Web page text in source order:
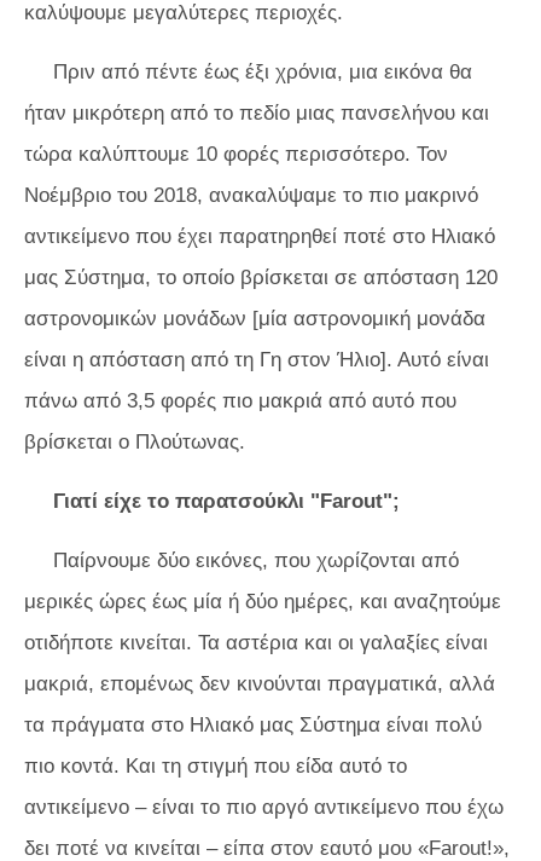
καλύψουμε μεγαλύτερες περιοχές.
Πριν από πέντε έως έξι χρόνια, μια εικόνα θα
ήταν μικρότερη από το πεδίο μιας πανσελήνου και
τώρα καλύπτουμε 10 φορές περισσότερο. Τον
Νοέμβριο του 2018, ανακαλύψαμε το πιο μακρινό
αντικείμενο που έχει παρατηρηθεί ποτέ στο Ηλιακό
μας Σύστημα, το οποίο βρίσκεται σε απόσταση 120
αστρονομικών μονάδων [μία αστρονομική μονάδα
είναι η απόσταση από τη Γη στον Ήλιο]. Αυτό είναι
πάνω από 3,5 φορές πιο μακριά από αυτό που
βρίσκεται ο Πλούτωνας.
Γιατί είχε το παρατσούκλι "Farout";
Παίρνουμε δύο εικόνες, που χωρίζονται από
μερικές ώρες έως μία ή δύο ημέρες, και αναζητούμε
οτιδήποτε κινείται. Τα αστέρια και οι γαλαξίες είναι
μακριά, επομένως δεν κινούνται πραγματικά, αλλά
τα πράγματα στο Ηλιακό μας Σύστημα είναι πολύ
πιο κοντά. Και τη στιγμή που είδα αυτό το
αντικείμενο – είναι το πιο αργό αντικείμενο που έχω
δει ποτέ να κινείται – είπα στον εαυτό μου «Farout!»,